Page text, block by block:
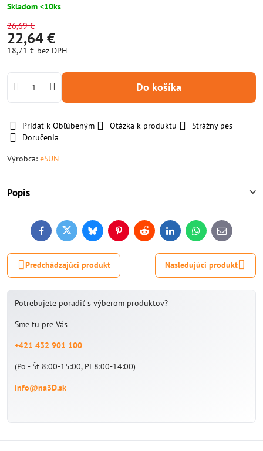
Skladom <10ks
26,69 €
22,64 €
18,71 € bez DPH
Do košíka
Pridať k Obľúbeným Otázka k produktu
Strážny pes
Doručenia
Výrobca: eSUN
Popis
FacebookTwitterBlueskyPinterestReddit LinkedInWhatsApp
E-
mail
Predchádzajúci produkt Nasledujúci produkt
Potrebujete poradiť s výberom produktov?
Sme tu pre Vás
+421 432 901 100
(Po - Št 8:00-15:00, Pi 8:00-14:00)
info@na3D.sk